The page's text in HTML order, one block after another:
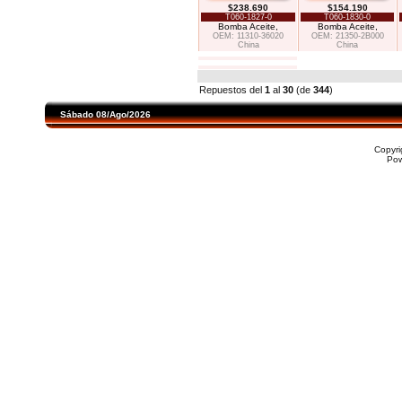
$238.690
T060-1827-0
Bomba Aceite,
OEM: 11310-36020
China
$154.190
T060-1830-0
Bomba Aceite,
OEM: 21350-2B000
China
Repuestos del 1 al 30 (de 344)
Sábado 08/Ago/2026